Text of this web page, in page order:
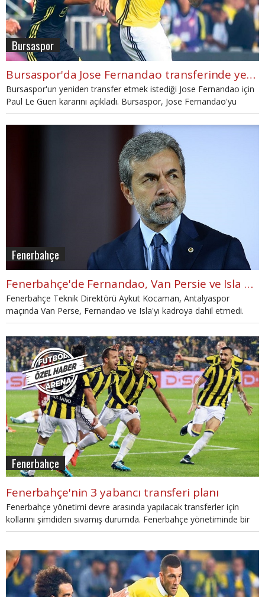
Bursaspor
Bursaspor'da Jose Fernandao transferinde yeni karar
Bursaspor'un yeniden transfer etmek istediği Jose Fernandao için
Paul Le Guen kararını açıkladı. Bursaspor, Jose Fernandao'yu
istiyor mu?
Fenerbahçe
Fenerbahçe'de Fernandao, Van Persie ve Isla Antalyaspor maçının kadrosunda yoklar
Fenerbahçe Teknik Direktörü Aykut Kocaman, Antalyaspor
maçında Van Perse, Fernandao ve Isla'yı kadroya dahil etmedi.
Fenerbahçe
Fenerbahçe'nin 3 yabancı transferi planı
Fenerbahçe yönetimi devre arasında yapılacak transferler için
kollarını şimdiden sıvamış durumda. Fenerbahçe yönetiminde bir
diğer konu ise gönderilecek oyuncular.